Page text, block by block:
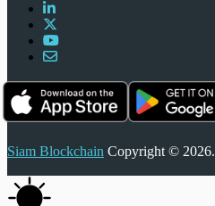
Siam Blockchain Copyright © 2026.